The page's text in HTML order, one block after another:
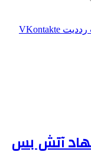
‫رددیت ‫VKontakte
آتش بس